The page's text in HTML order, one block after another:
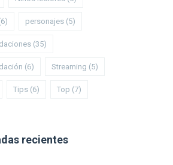
personajes (5)
(35)
(6) Streaming (5)
Tips (6) Top (7)
recientes